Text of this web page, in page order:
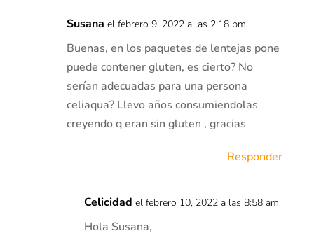
Susana el febrero 9, 2022 a las 2:18 pm
Buenas, en los paquetes de lentejas pone
puede contener gluten, es cierto? No
serían adecuadas para una persona
celiaqua? Llevo años consumiendolas
creyendo q eran sin gluten , gracias
Responder
Celicidad el febrero 10, 2022 a las 8:58 am
Hola Susana,